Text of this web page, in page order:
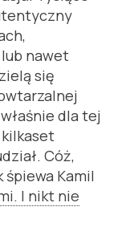
nawet
się
dla tej
Cóż,
śpiewa Kamil
I nikt nie